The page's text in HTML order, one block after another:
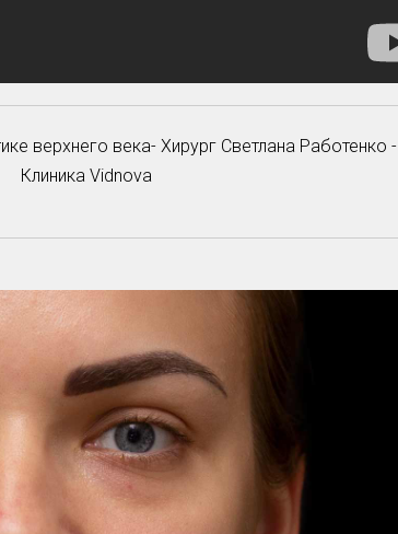
верхнего века- Хирург Светлана Работенко -
Клиника Vidnova